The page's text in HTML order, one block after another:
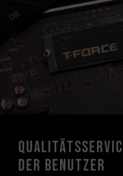
der Benutzer